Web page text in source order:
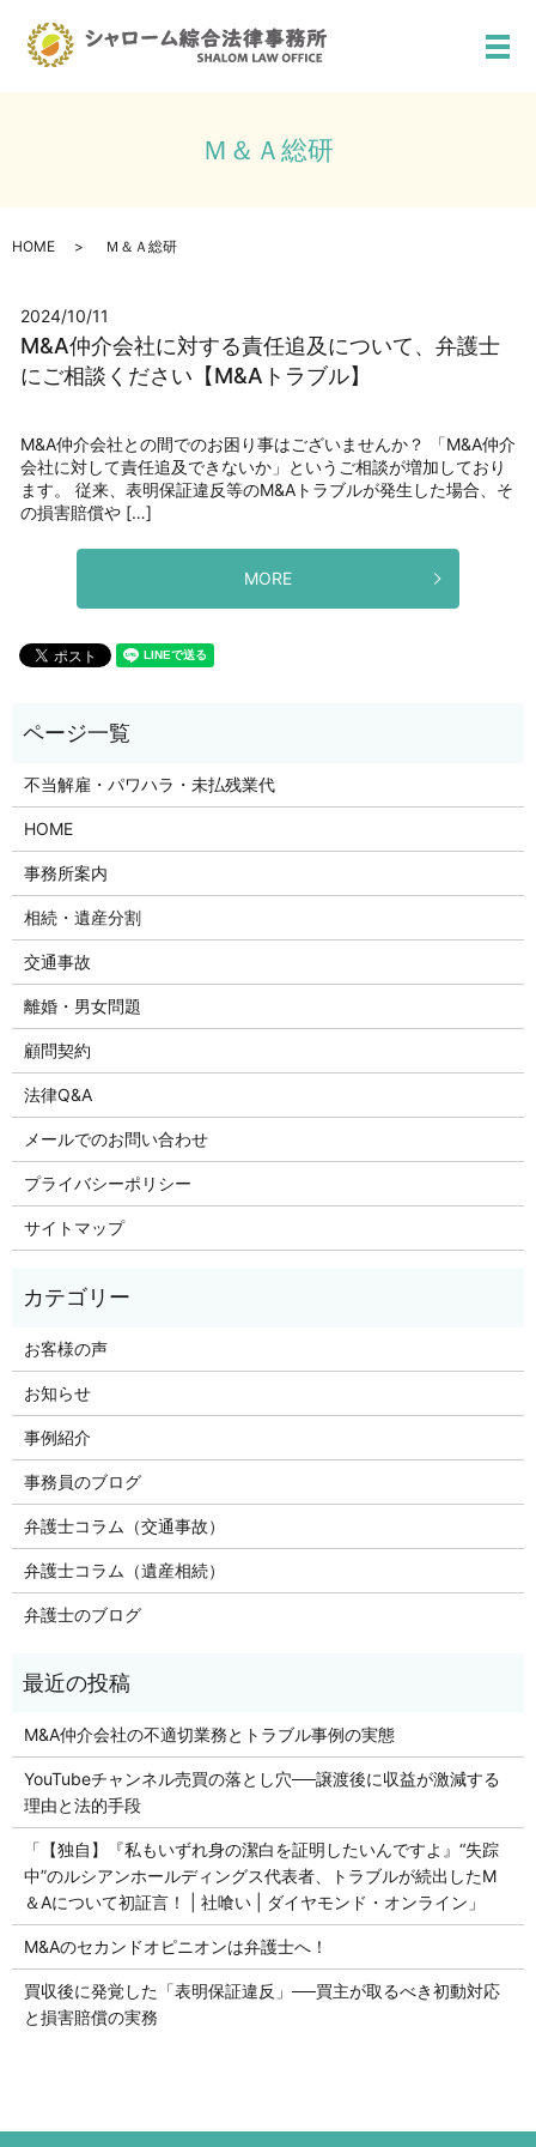
メ
Ｍ＆Ａ総研
HOME Ｍ＆Ａ総研
2024/10/11
M&A仲介会社に対する責任追及について、弁護士
にご相談ください【M&Aトラブル】
M&A仲介会社との間でのお困り事はございませんか？ 「M&A仲介
会社に対して責任追及できないか」というご相談が増加しており
ます。 従来、表明保証違反等のM&Aトラブルが発生した場合、そ
の損害賠償や […]
MORE
不当解雇・パワハラ・未払残業代
HOME
事務所案内
相続・遺産分割
交通事故
離婚・男女問題
顧問契約
法律Q&A
メールでのお問い合わせ
プライバシーポリシー
サイトマップ
お客様の声
お知らせ
事例紹介
事務員のブログ
弁護士コラム（交通事故）
弁護士コラム（遺産相続）
弁護士のブログ
M&A仲介会社の不適切業務とトラブル事例の実態
YouTubeチャンネル売買の落とし穴──譲渡後に収益が激減する
理由と法的手段
「【独自】『私もいずれ身の潔白を証明したいんですよ』“失踪
中”のルシアンホールディングス代表者、トラブルが続出したM
＆Aについて初証言！ | 社喰い | ダイヤモンド・オンライン」
M&Aのセカンドオピニオンは弁護士へ！
買収後に発覚した「表明保証違反」──買主が取るべき初動対応
と損害賠償の実務
初回の法律相談無料です。